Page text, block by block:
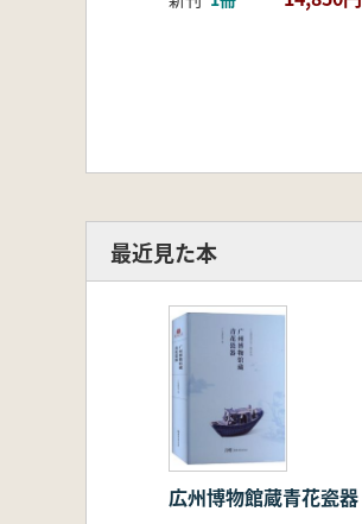
最近見た本
広州博物館蔵青花瓷器